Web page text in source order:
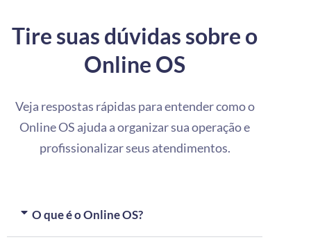
Tire suas dúvidas sobre o
Online OS
Veja respostas rápidas para entender como o
Online OS ajuda a organizar sua operação e
profissionalizar seus atendimentos.
O que é o Online OS?